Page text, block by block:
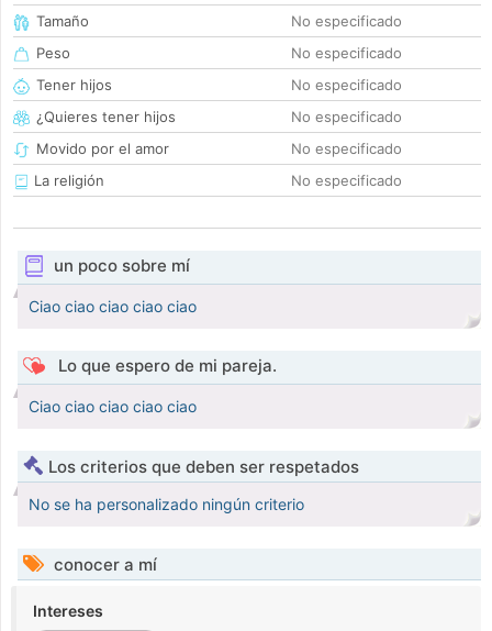
Tamaño
No especificado
Peso
No especificado
Tener hijos
No especificado
¿Quieres tener hijos
No especificado
Movido por el amor
No especificado
La religión
No especificado
un poco sobre mí
Ciao ciao ciao ciao ciao
Lo que espero de mi pareja.
Ciao ciao ciao ciao ciao
Los criterios que deben ser respetados
No se ha personalizado ningún criterio
conocer a mí
Intereses